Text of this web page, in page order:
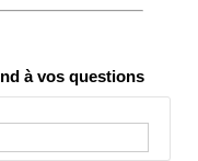
à vos questions